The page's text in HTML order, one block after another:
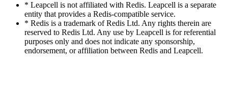
* Leapcell is not affiliated with Redis. Leapcell is a separate
entity that provides a Redis-compatible service.
* Redis is a trademark of Redis Ltd. Any rights therein are
reserved to Redis Ltd. Any use by Leapcell is for referential
purposes only and does not indicate any sponsorship,
endorsement, or affiliation between Redis and Leapcell.